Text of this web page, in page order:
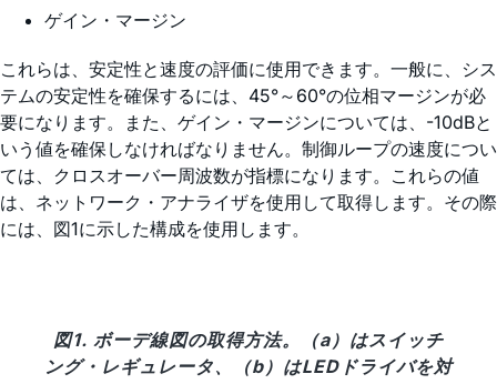
ゲイン・マージン
これらは、安定性と速度の評価に使用できます。一般に、シス
テムの安定性を確保するには、45°～60°の位相マージンが必
要になります。また、ゲイン・マージンについては、-10dBと
いう値を確保しなければなりません。制御ループの速度につい
ては、クロスオーバー周波数が指標になります。これらの値
は、ネットワーク・アナライザを使用して取得します。その際
には、図1に示した構成を使用します。
図1. ボーデ線図の取得方法。（a）はスイッチ
ング・レギュレータ、（b）はLEDドライバを対